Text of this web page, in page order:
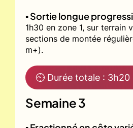
▪️ Sortie longue
1h30 en zone 1, sur terrain
sections de montée
m+).
⏲ Durée totale : 3h20
Semaine 3